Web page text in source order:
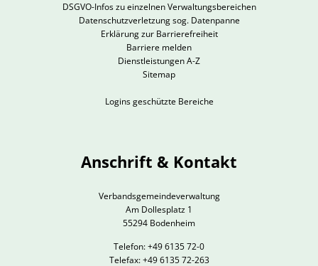
DSGVO-Infos zu einzelnen Verwaltungsbereichen
Datenschutzverletzung sog. Datenpanne
Erklärung zur Barrierefreiheit
Barriere melden
Dienstleistungen A-Z
Sitemap
Logins geschützte Bereiche
Anschrift & Kontakt
Verbandsgemeindeverwaltung
Am Dollesplatz 1
55294 Bodenheim
Telefon: +49 6135 72-0
Telefax: +49 6135 72-263